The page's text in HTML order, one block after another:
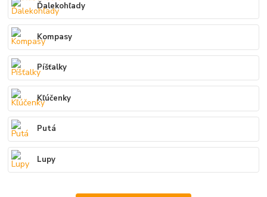
Ďalekohľady
Kompasy
Píšťalky
Kľúčenky
Putá
Lupy